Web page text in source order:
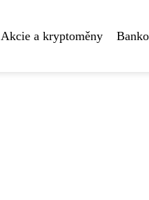
Akcie a kryptoměny